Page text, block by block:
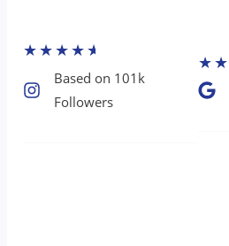
★★★★★
Based on 101k
Followers​
★★